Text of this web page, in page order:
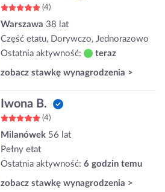
(4)
Warszawa 38 lat
Część etatu, Dorywczo, Jednorazowo
Ostatnia aktywność:
teraz
zobacz stawkę wynagrodzenia >
Iwona B.
(4)
Milanówek 56 lat
Pełny etat
Ostatnia aktywność: 6 godzin temu
zobacz stawkę wynagrodzenia >